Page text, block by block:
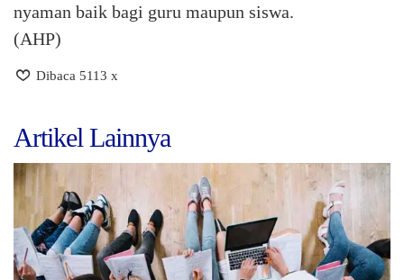
nyaman baik bagi guru maupun siswa.
(AHP)
Dibaca 5113 x
Artikel Lainnya